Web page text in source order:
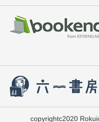
copyrightc2020